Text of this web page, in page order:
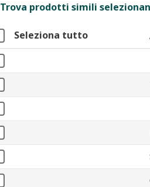
Trova prodotti simili
Seleziona tutto